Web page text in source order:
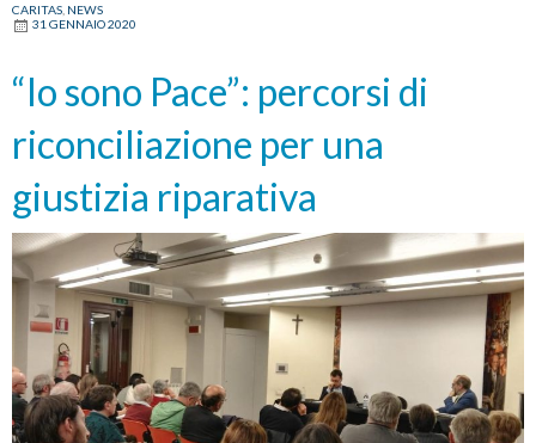
difendersi
CARITAS NEWS
31 GENNAIO 2020
“Io sono Pace”: percorsi di
riconciliazione per una
giustizia riparativa